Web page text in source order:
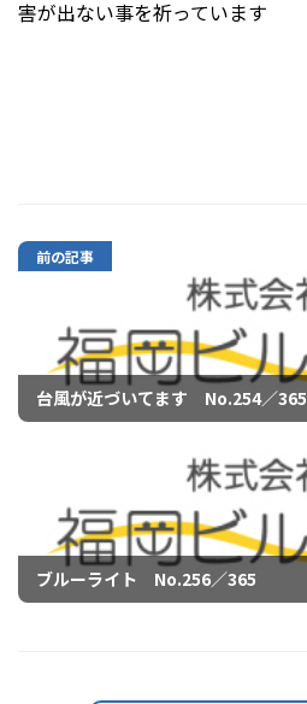
害が出ない事を祈っています
前の記事
台風が近づいてます No.254／365
ブルーライト No.256／365